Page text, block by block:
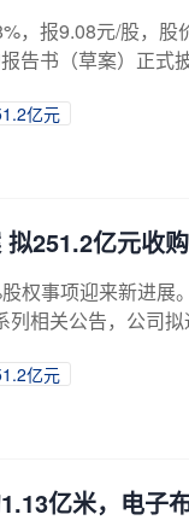
，报9.08元/股，
告书（草案）正式
亿元
251.2亿元收
权事项迎来新进
列相关公告，公司
亿元
亿米，电子